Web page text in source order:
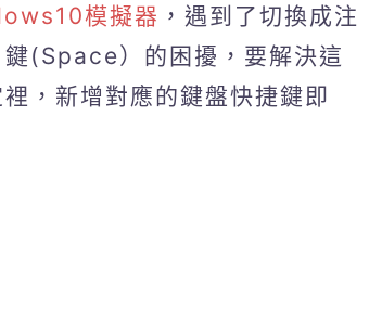
模擬器 ，遇到了切換成注
(Space）的困擾，要解決這
，新增對應的鍵盤快捷鍵即